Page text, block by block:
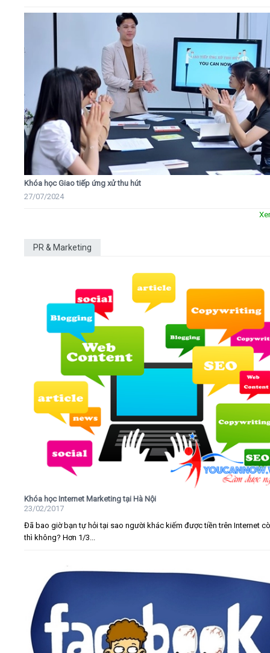
Khóa học Giao tiếp ứng xử thu hút
27/07/2024
PR & Marketing
Khóa học Internet Marketing tại Hà Nội
23/02/2017
Đã bao giờ bạn tự hỏi tại sao người khác kiếm được tiền trên Internet
thì không? Hơn 1/3...